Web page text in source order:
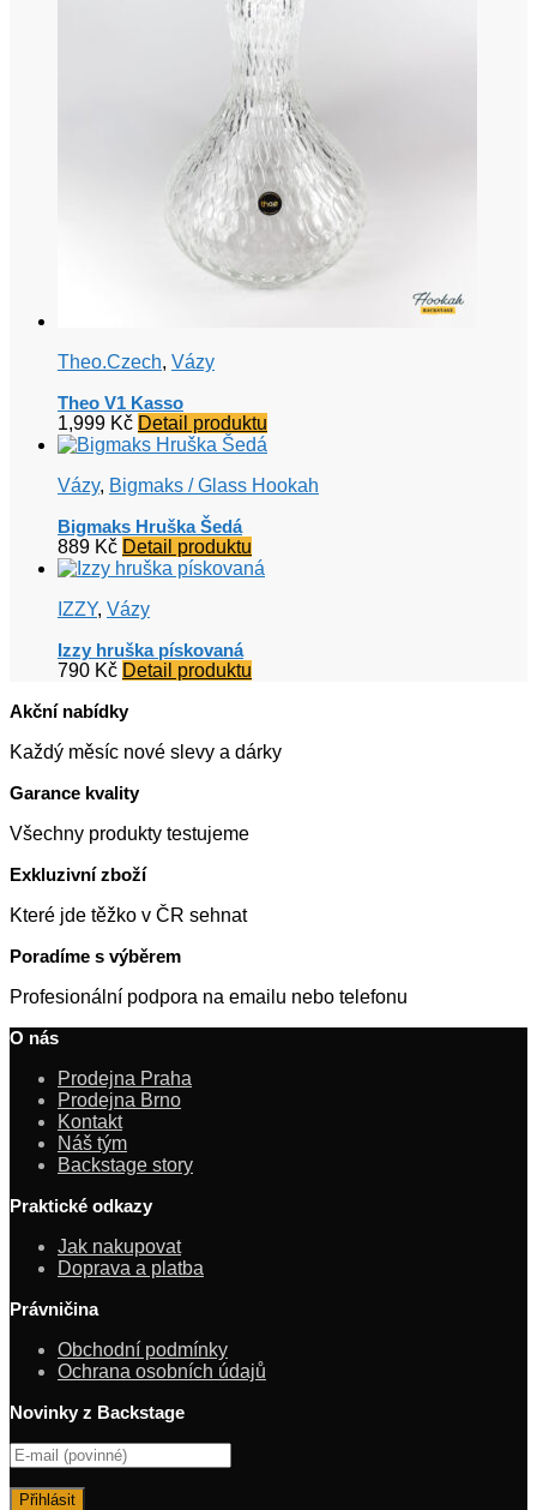
Theo.Czech, Vázy
Theo V1 Kasso
1,999 Kč Detail produktu
Vázy, Bigmaks / Glass Hookah
Bigmaks Hruška Šedá
889 Kč Detail produktu
IZZY, Vázy
Izzy hruška pískovaná
790 Kč Detail produktu
Akční nabídky
Každý měsíc nové slevy a dárky
Garance kvality
Všechny produkty testujeme
Exkluzivní zboží
Které jde těžko v ČR sehnat
Poradíme s výběrem
Profesionální podpora na emailu nebo telefonu
O nás
Prodejna Praha
Prodejna Brno
Kontakt
Náš tým
Backstage story
Praktické odkazy
Jak nakupovat
Doprava a platba
Právničina
Obchodní podmínky
Ochrana osobních údajů
Novinky z Backstage